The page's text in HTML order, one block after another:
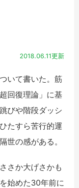
2018.06.11更新
いて書いた。筋
回復理論」に基
びや階段ダッシ
たすら苦行的運
世の感がある。
さか大げさかも
始めた30年前に